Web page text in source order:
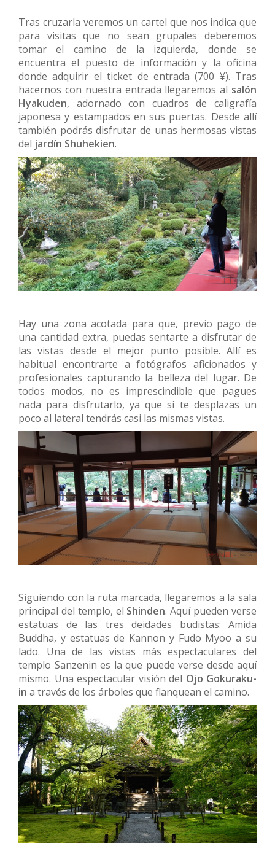
Tras cruzarla veremos un cartel que nos indica que
para visitas que no sean grupales deberemos
tomar el camino de la izquierda, donde se
encuentra el puesto de información y la oficina
donde adquirir el ticket de entrada (700 ¥). Tras
hacernos con nuestra entrada llegaremos al salón
Hyakuden, adornado con cuadros de caligrafía
japonesa y estampados en sus puertas. Desde allí
también podrás disfrutar de unas hermosas vistas
del jardín Shuhekien.
Hay una zona acotada para que, previo pago de
una cantidad extra, puedas sentarte a disfrutar de
las vistas desde el mejor punto posible. Allí es
habitual encontrarte a fotógrafos aficionados y
profesionales capturando la belleza del lugar. De
todos modos, no es imprescindible que pagues
nada para disfrutarlo, ya que si te desplazas un
poco al lateral tendrás casi las mismas vistas.
Siguiendo con la ruta marcada, llegaremos a la sala
principal del templo, el Shinden. Aquí pueden verse
estatuas de las tres deidades budistas: Amida
Buddha, y estatuas de Kannon y Fudo Myoo a su
lado. Una de las vistas más espectaculares del
templo Sanzenin es la que puede verse desde aquí
mismo. Una espectacular visión del Ojo Gokuraku-
in a través de los árboles que flanquean el camino.